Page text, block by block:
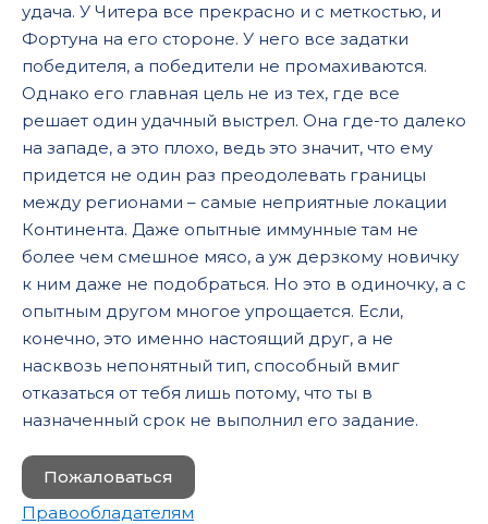
17
18
19
20
22
23
24
25
27
28
29
удача. У Читера все прекрасно и с меткостью, и
Фортуна на его стороне. У него все задатки
победителя, а победители не промахиваются.
Однако его главная цель не из тех, где все
решает один удачный выстрел. Она где-то далеко
на западе, а это плохо, ведь это значит, что ему
придется не один раз преодолевать границы
между регионами – самые неприятные локации
Континента. Даже опытные иммунные там не
более чем смешное мясо, а уж дерзкому новичку
к ним даже не подобраться. Но это в одиночку, а с
опытным другом многое упрощается. Если,
конечно, это именно настоящий друг, а не
насквозь непонятный тип, способный вмиг
отказаться от тебя лишь потому, что ты в
назначенный срок не выполнил его задание.
Пожаловаться
Правообладателям